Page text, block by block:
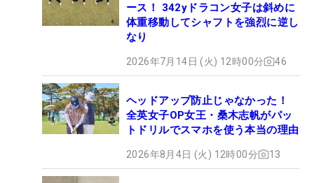
ース！ 342yドラコン女子は斜めに
体重移動してシャフトを強烈に逆し
なり
2026年7月14日 (火) 12時00分 46
ヘッドアップ防止じゃなかった！
全英女子OP女王・桑木志帆がパッ
トドリルでスマホを使う本当の理由
2026年8月4日 (火) 12時00分 13